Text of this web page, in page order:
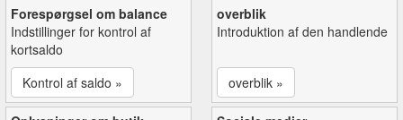
Forespørgsel om balance
Indstillinger for kontrol af
kortsaldo
Kontrol af saldo »
overblik
Introduktion af den handlende
overblik »